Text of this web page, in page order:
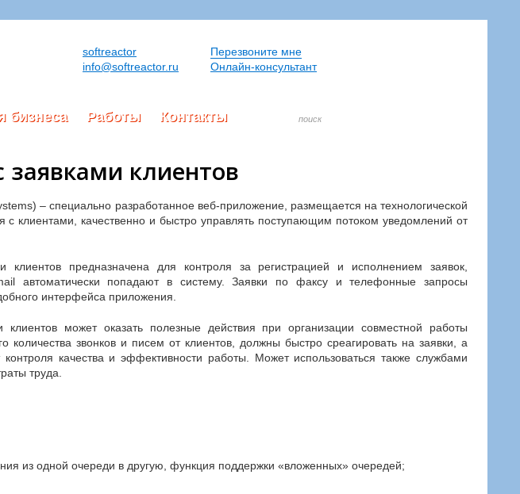
softreactor
info@softreactor.ru
Перезвоните мне
Онлайн-консультант
бизнеса Работы Контакты
клиентов
– специально разработанное веб-приложение, размещается на технологической
клиентами, качественно и быстро управлять поступающим потоком уведомлений от
клиентов предназначена для контроля за регистрацией и исполнением заявок,
автоматически попадают в систему. Заявки по факсу и телефонные запросы
интерфейса приложения.
может оказать полезные действия при организации совместной работы
количества звонков и писем от клиентов, должны быстро среагировать на заявки, а
качества и эффективности работы. Может использоваться также службами
труда.
из одной очереди в другую, функция поддержки «вложенных» очередей;